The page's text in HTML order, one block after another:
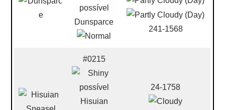
Dunsparce
241-1568
#0215
Hisuian
24-1758